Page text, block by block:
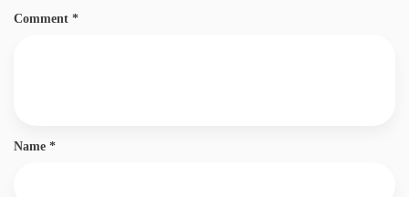
Comment *
Name *